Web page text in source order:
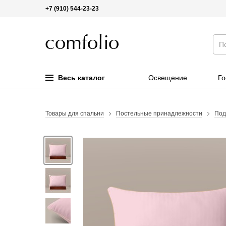
+7 (910) 544-23-23
Весь каталог Освещение
Товары для спальни Постельные принадлежности